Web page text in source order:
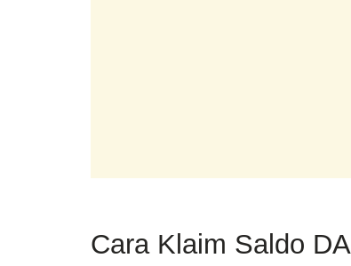
Cara Klaim Saldo